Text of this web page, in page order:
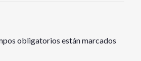
obligatorios están marcados